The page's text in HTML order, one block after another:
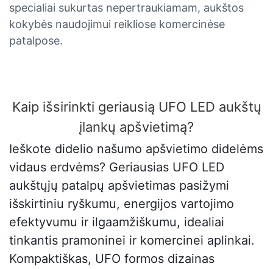
specialiai sukurtas nepertraukiamam, aukštos
kokybės naudojimui reikliose komercinėse
patalpose.
Kaip išsirinkti geriausią UFO LED aukštų
įlankų apšvietimą?
Ieškote didelio našumo apšvietimo didelėms
vidaus erdvėms? Geriausias UFO LED
aukštųjų patalpų apšvietimas pasižymi
išskirtiniu ryškumu, energijos vartojimo
efektyvumu ir ilgaamžiškumu, idealiai
tinkantis pramoninei ir komercinei aplinkai.
Kompaktiškas, UFO formos dizainas